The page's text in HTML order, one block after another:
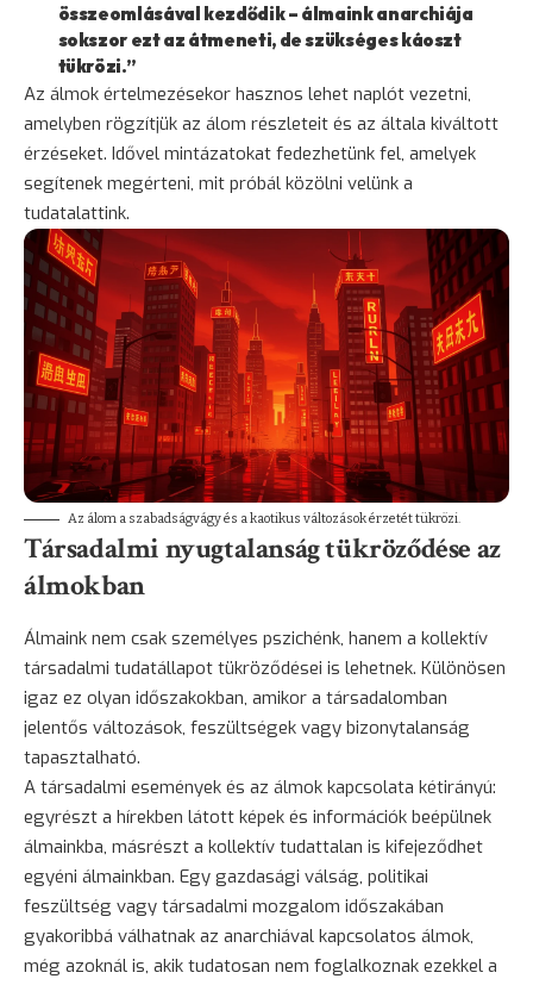
összeomlásával kezdődik – álmaink anarchiája
sokszor ezt az átmeneti, de szükséges káoszt
tükrözi.”
Az álmok értelmezésekor hasznos lehet naplót vezetni,
amelyben rögzítjük az álom részleteit és az általa kiváltott
érzéseket. Idővel mintázatokat fedezhetünk fel, amelyek
segítenek megérteni, mit próbál közölni velünk a
tudatalattink.
Az álom a szabadságvágy és a kaotikus változások érzetét tükrözi.
Társadalmi nyugtalanság tükröződése az
álmokban
Álmaink nem csak személyes pszichénk, hanem a kollektív
társadalmi tudatállapot tükröződései is lehetnek. Különösen
igaz ez olyan időszakokban, amikor a társadalomban
jelentős változások, feszültségek vagy bizonytalanság
tapasztalható.
A társadalmi események és az álmok kapcsolata kétirányú:
egyrészt a hírekben látott képek és információk beépülnek
álmainkba, másrészt a kollektív tudattalan is kifejeződhet
egyéni álmainkban. Egy gazdasági válság, politikai
feszültség vagy társadalmi mozgalom időszakában
gyakoribbá válhatnak az anarchiával kapcsolatos álmok,
még azoknál is, akik tudatosan nem foglalkoznak ezekkel a